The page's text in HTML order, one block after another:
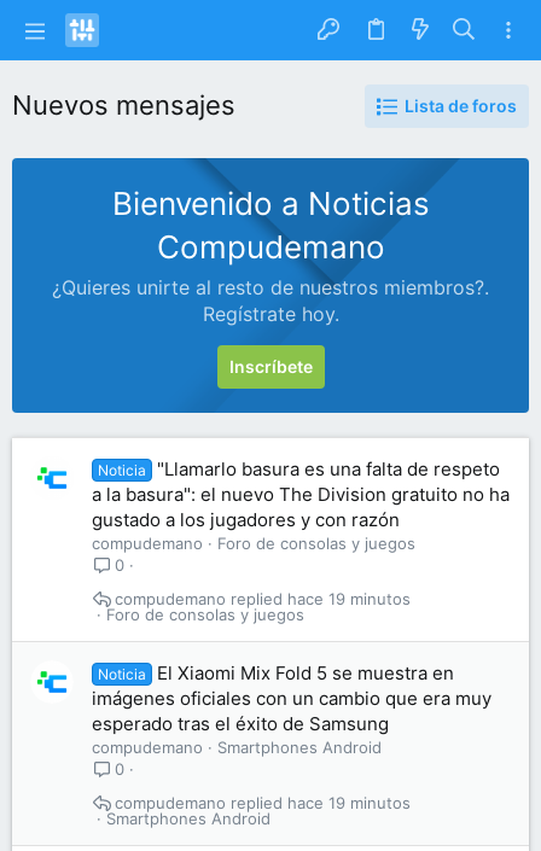
Nuevos mensajes Lista de foros
Bienvenido a Noticias
Compudemano
¿Quieres unirte al resto de nuestros miembros?.
Regístrate hoy.
Inscríbete
Noticia
"Llamarlo basura es una falta de respeto
a la basura": el nuevo The Division gratuito no ha
gustado a los jugadores y con razón
compudemano
Foro de consolas y juegos
0
Foro de consolas y juegos
hace 19 minutos
compudemano
Noticia
El Xiaomi Mix Fold 5 se muestra en
imágenes oficiales con un cambio que era muy
esperado tras el éxito de Samsung
compudemano
Smartphones Android
0
Smartphones Android
hace 19 minutos
compudemano